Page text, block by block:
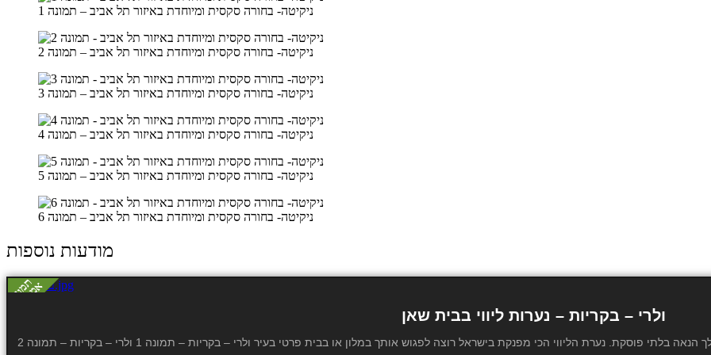
ניקיטה- בחורה סקסית ומיוחדת באיזור תל אביב – תמונה 1
ניקיטה- בחורה סקסית ומיוחדת באיזור תל אביב – תמונה 2
ניקיטה- בחורה סקסית ומיוחדת באיזור תל אביב – תמונה 3
ניקיטה- בחורה סקסית ומיוחדת באיזור תל אביב – תמונה 4
ניקיטה- בחורה סקסית ומיוחדת באיזור תל אביב – תמונה 5
ניקיטה- בחורה סקסית ומיוחדת באיזור תל אביב – תמונה 6
מודעות נוספות
ולרי – בקריות – נערות ליווי בבית שאן
בלתי פוסקת. נערת הליווי הכי מפנקת בישראל רוצה לפגוש אותך במלון או בבית פרטי בעיר ולרי – בקריות – תמונה 1 ולרי – בקריות – תמונה 2